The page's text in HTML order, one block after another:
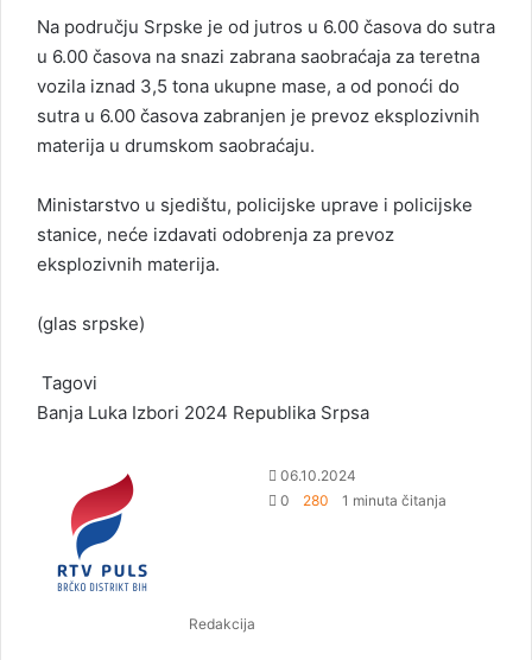
Na području Srpske je od jutros u 6.00 časova do sutra
u 6.00 časova na snazi zabrana saobraćaja za teretna
vozila iznad 3,5 tona ukupne mase, a od ponoći do
sutra u 6.00 časova zabranjen je prevoz eksplozivnih
materija u drumskom saobraćaju.
Ministarstvo u sjedištu, policijske uprave i policijske
stanice, neće izdavati odobrenja za prevoz
eksplozivnih materija.
(glas srpske)
Tagovi
Banja Luka Izbori 2024 Republika Srpsa
Redakcija
06.10.2024
0
280 1 minuta čitanja